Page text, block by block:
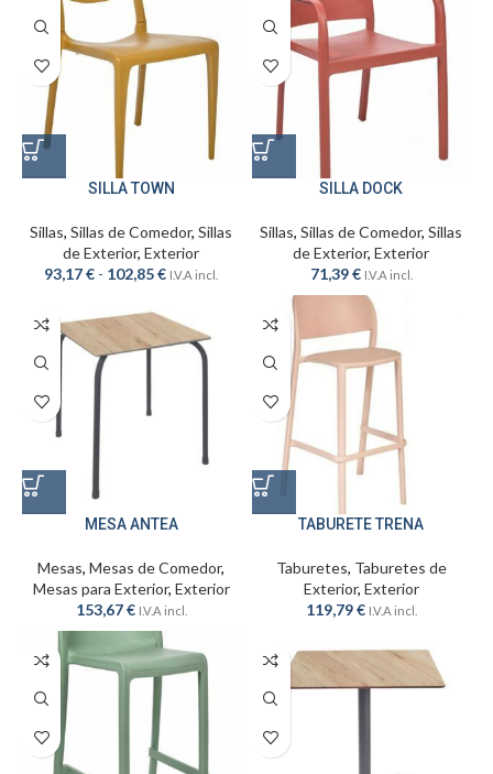
SILLA TOWN
Sillas,Sillas de Comedor,Sillas
de Exterior,Exterior
93,17€ - 102,85€ I.V.A incl.
SILLA DOCK
Sillas,Sillas de Comedor,Sillas
de Exterior,Exterior
71,39€ I.V.A incl.
MESA ANTEA
Mesas,Mesas de Comedor,
Mesas para Exterior, Exterior
153,67€ I.V.A incl.
TABURETE TRENA
Taburetes, Taburetes de
Exterior, Exterior
119,79€ I.V.A incl.